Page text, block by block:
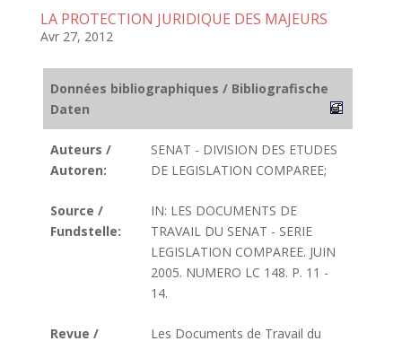
LA PROTECTION JURIDIQUE DES MAJEURS
Avr 27, 2012
Données bibliographiques / Bibliografische
Daten
Auteurs /
Autoren:
SENAT - DIVISION DES ETUDES
DE LEGISLATION COMPAREE;
Source /
Fundstelle:
IN: LES DOCUMENTS DE
TRAVAIL DU SENAT - SERIE
LEGISLATION COMPAREE. JUIN
2005. NUMERO LC 148. P. 11 -
14.
Revue /
Les Documents de Travail du